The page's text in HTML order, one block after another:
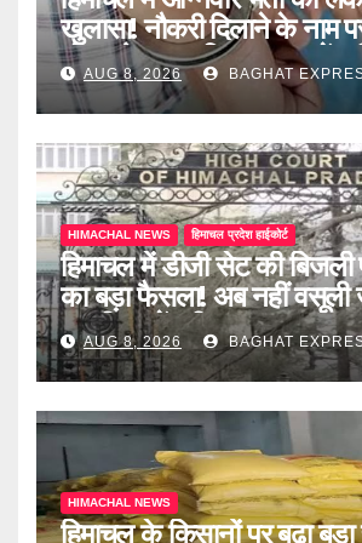
खुलासा! नौकरी दिलाने के नाम
खेल, दो दलाल गिरफ्तार, जानें
AUG 8, 2026 BAGHAT
HIMACHAL NEWS हिमाचल प्रदेश हाईकोर्ट
हिमाचल में डीजी सेट की बिजली
का बड़ा फैसला! अब नहीं वसूली
ड्यूटी, जानें पूरी खबर
AUG 8, 2026 BAGHAT
HIMACHAL NEWS
हिमाचल के किसानों पर बढ़ा